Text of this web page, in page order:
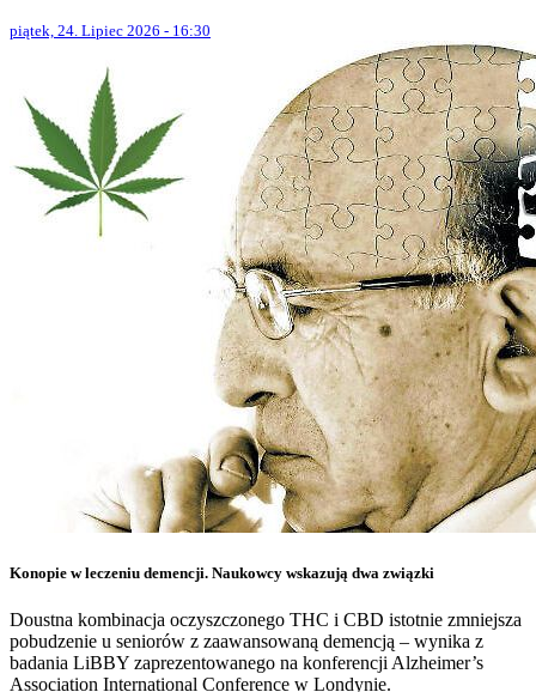
piątek, 24. Lipiec 2026 - 16:30
Konopie w leczeniu demencji. Naukowcy wskazują dwa związki
Doustna kombinacja oczyszczonego THC i CBD istotnie zmniejsza
pobudzenie u seniorów z zaawansowaną demencją – wynika z
badania LiBBY zaprezentowanego na konferencji Alzheimer’s
Association International Conference w Londynie.